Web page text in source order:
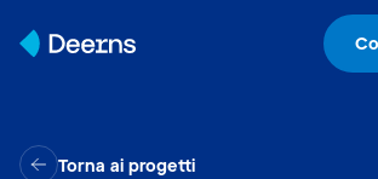
Torna ai progetti